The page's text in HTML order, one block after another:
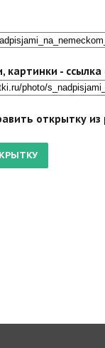
картинки -
открытку из